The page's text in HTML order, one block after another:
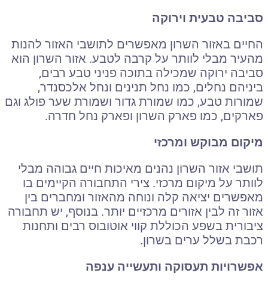
סביבה טבעית וירוקה
החיים באזור השרון מאפשרים לתושבי האזור להנות
מהעיר מבלי לוותר על קרבה לטבע. אזור השרון הוא
סביבה ירוקה שמכילה בתוכה פניני טבע רבים,
ביניהם נחלים, כמו נחל תנינים ונחל אלכסנדר,
שמורות טבע, כמו שמורת גדור ושמורת שער פולג וגם
פארקים, כמו פארק השרון ופארק נחל חדרה.
מיקום מבוקש ומרכזי
תושבי אזור השרון נהנים מאיכות חיים גבוהה מבלי
לוותר על מיקום מרכזי. צירי התחבורה הקיימים בו
מאפשרים יציאה קלה ונוחה מהאזור ומחברים בין
אזור זה לבין אזורים מרכזיים יותר. בנוסף, יש תחבורה
ציבורית בשפע הכוללת קווי אוטובוס רבים ותחנות
רכבת בשלל ערים בשרון.
אפשרויות תעסוקה ותעשייה ענפה